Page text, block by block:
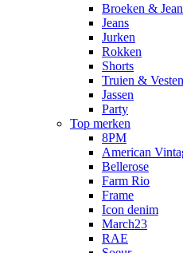
Broeken &
Jeans
Jurken
Rokken
Shorts
Truien & Vesten
Jassen
Party
Top merken
8PM
American
Bellerose
Farm Rio
Frame
Icon denim
March23
RAE